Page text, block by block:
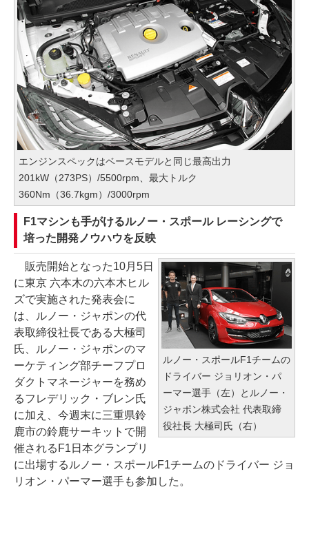
エンジンスペックはベースモデルと同じ最高出力
201kW（273PS）/5500rpm、最大トルク
360Nm（36.7kgm）/3000rpm
F1マシンも手がけるルノー・スポール レーシングで
培った開発ノウハウを反映
ルノー・スポールF1チームの
ドライバー ジョリオン・パ
ーマー選手（左）とルノー・
ジャポン株式会社 代表取締
役社長 大極司氏（右）
販売開始となった10月5日
に東京 六本木の六本木ヒル
ズで実施された発表会に
は、ルノー・ジャポンの代
表取締役社長である大極司
氏、ルノー・ジャポンのマ
ーケティング部チーフプロ
ダクトマネージャーを務め
るフレデリック・ブレン氏
に加え、今週末に三重県鈴
鹿市の鈴鹿サーキットで開
催されるF1日本グランプリ
に出場するルノー・スポールF1チームのドライバー ジョ
リオン・パーマー選手も参加した。